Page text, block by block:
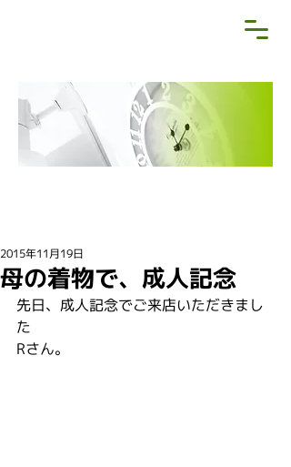
母の着物で、成人記念
2015年11月19日
先日、成人記念でご来店いただきまし
た
Rさん。